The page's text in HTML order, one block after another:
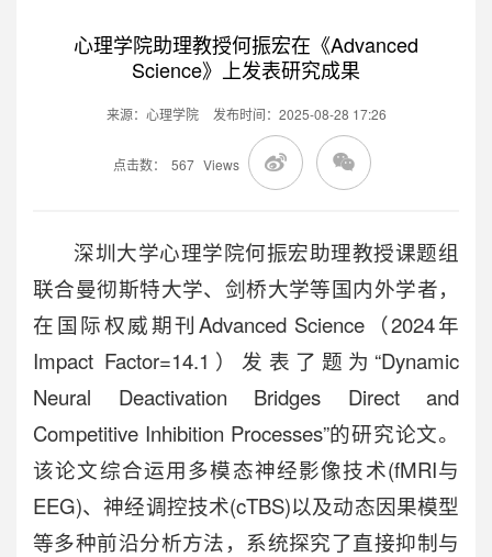
心理学院助理教授何振宏在《Advanced
Science》上发表研究成果
来源：心理学院 发布时间：2025-08-28 17:26
点击数： 567 Views
深圳大学心理学院何振宏助理教授课题组
联合曼彻斯特大学、剑桥大学等国内外学者，
在国际权威期刊Advanced Science （2024年
Impact Factor=14.1）发表了题为“Dynamic
Neural Deactivation Bridges Direct and
Competitive Inhibition Processes”的研究论文。
该论文综合运用多模态神经影像技术(fMRI与
EEG)、神经调控技术(cTBS)以及动态因果模型
等多种前沿分析方法，系统探究了直接抑制与